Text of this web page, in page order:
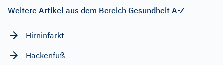
Weitere Artikel aus dem Bereich Gesundheit A-Z
Hirninfarkt
Hackenfuß